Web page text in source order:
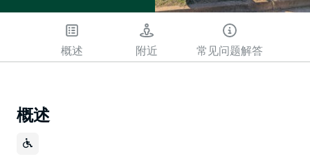
概述 附近 常见问题解答
概述